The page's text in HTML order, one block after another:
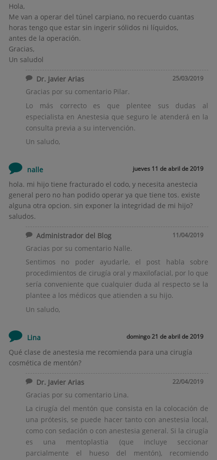
Hola,
Me van a operar del túnel carpiano, no recuerdo cuantas
horas tengo que estar sin ingerir sólidos ni líquidos,
antes de la operación.
Gracias,
Un saludol
Dr. Javier Arias 25/03/2019
Gracias por su comentario Pilar.
Lo más correcto es que plentee sus dudas al
especialista en Anestesia que seguro le atenderá en la
consulta previa a su intervención.
Un saludo,
nalle jueves 11 de abril de 2019
hola. mi hijo tiene fracturado el codo, y necesita anestecia
general pero no han podido operar ya que tiene tos. existe
alguna otra opcion. sin exponer la integridad de mi hijo?
saludos.
Administrador del Blog 11/04/2019
Gracias por su comentario Nalle.
Sentimos no poder ayudarle, el post habla sobre
procedimientos de cirugía oral y maxilofacial, por lo que
sería conveniente que cualquier duda al respecto se la
plantee a los médicos que atienden a su hijo.
Un saludo,
Lina domingo 21 de abril de 2019
Qué clase de anestesia me recomienda para una cirugía
cosmética de mentón?
Dr. Javier Arias 22/04/2019
Gracias por su comentario Lina.
La cirugía del mentón que consista en la colocación de
una prótesis, se puede hacer tanto con anestesia local,
como con sedación o con anestesia general. Si la cirugía
es una mentoplastia (que incluye seccionar
parcialmente el hueso del mentón), recomiendo